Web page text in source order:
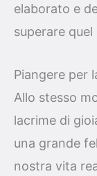
elaborato e
superare
Piangere per
Allo stesso
lacrime di
una grande
nostra vita